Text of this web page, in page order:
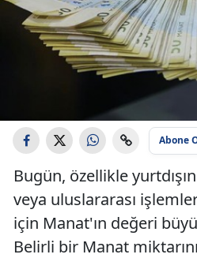
Abone
Bugün, özellikle
veya uluslararası
için Manat'ın değeri
Belirli bir Manat